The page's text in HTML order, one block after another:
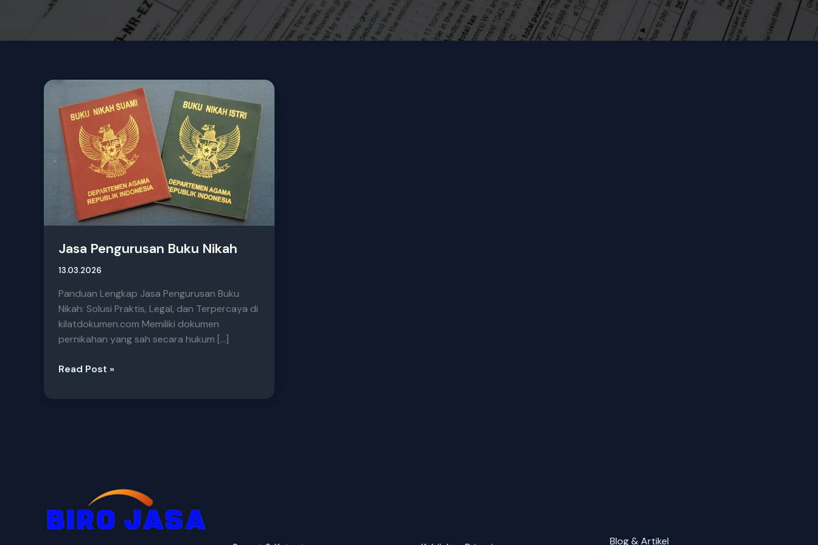
Jasa Pengurusan Buku Nikah
13.03.2026
Panduan Lengkap Jasa Pengurusan Buku
Nikah: Solusi Praktis, Legal, dan Terpercaya di
kilatdokumen.com Memiliki dokumen
pernikahan yang sah secara hukum […]
Pengurusan
Buku
Nikah
Read Post »
Blog & Artikel